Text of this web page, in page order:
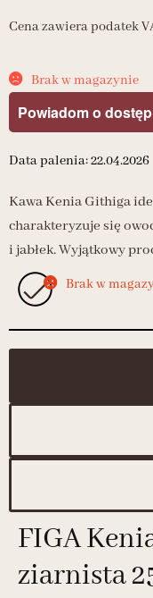
Cena zawiera podatek
Brak w magazynie
Powiadom o
Data palenia: 22.04.2026
Kawa Kenia Githiga
charakteryzuje się
i jabłek. Wyjątkowy
Brak w
FIGA
ziarnista